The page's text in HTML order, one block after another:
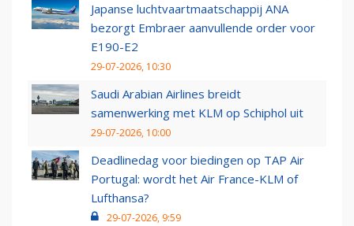
Japanse luchtvaartmaatschappij ANA
bezorgt Embraer aanvullende order voor
E190-E2
29-07-2026, 10:30
Saudi Arabian Airlines breidt
samenwerking met KLM op Schiphol uit
29-07-2026, 10:00
Deadlinedag voor biedingen op TAP Air
Portugal: wordt het Air France-KLM of
Lufthansa?
29-07-2026, 9:59